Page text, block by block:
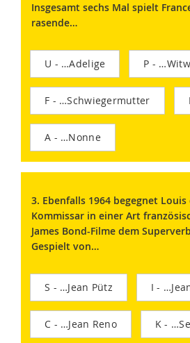
Insgesamt sechs Mal spielt
rasende…
U - …Adelige P -
F - …Schwiegermutter
A - …Nonne
3. Ebenfalls 1964 begegnet Louis
Kommissar in einer Art
James Bond-Filme dem
Gespielt von…
S - …Jean Pütz I -
C - …Jean Reno K -